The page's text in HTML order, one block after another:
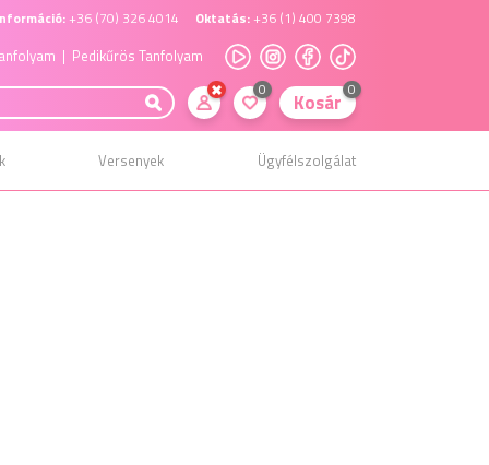
+36 (70) 326 4014 Oktatás: +36 (1) 400 7398
| Pedikűrös Tanfolyam
0 Kosár 0
Versenyek Ügyfélszolgálat